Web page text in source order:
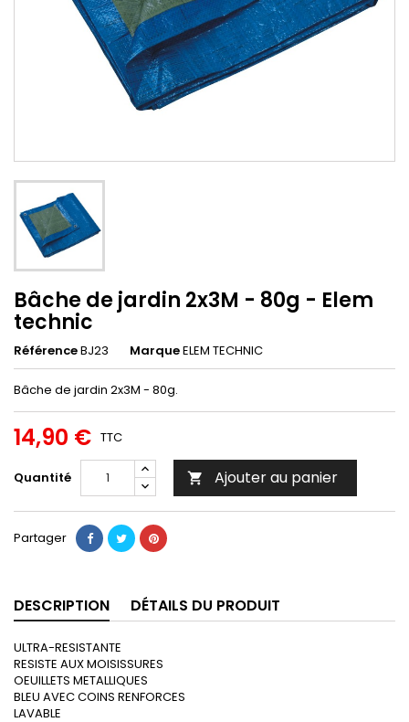
Bâche de jardin 2x3M - 80g - Elem
technic
RéférenceBJ23 MarqueELEM TECHNIC
Bâche de jardin 2x3M - 80g.
14,90 € TTC
Quantité  Ajouter au panier
Partager
DESCRIPTION DÉTAILS DU PRODUIT
ULTRA-RESISTANTE
RESISTE AUX MOISISSURES
OEUILLETS METALLIQUES
BLEU AVEC COINS RENFORCES
LAVABLE